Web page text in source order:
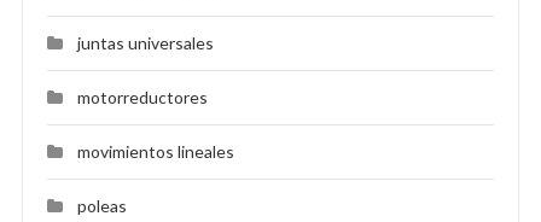
juntas universales
motorreductores
movimientos lineales
poleas